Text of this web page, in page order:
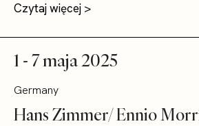
Czytaj więcej >
1 - 7 maja 2025
Germany
Hans Zimmer/ Ennio